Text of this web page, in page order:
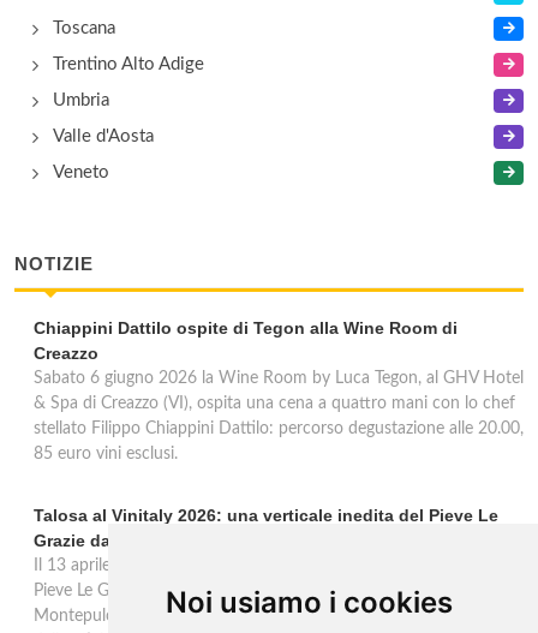
Noi usiamo i cookies
Toscana
Trentino Alto Adige
Umbria
Valle d'Aosta
Veneto
NOTIZIE
Chiappini Dattilo ospite di Tegon alla Wine Room di
Creazzo
Sabato 6 giugno 2026 la Wine Room by Luca Tegon, al GHV Hotel
& Spa di Creazzo (VI), ospita una cena a quattro mani con lo chef
stellato Filippo Chiappini Dattilo: percorso degustazione alle 20.00,
85 euro vini esclusi.
Talosa al Vinitaly 2026: una verticale inedita del Pieve Le
Grazie dal 2016 al 2020
Il 13 aprile 2026 al Vinitaly, Talosa presenta la verticale inedita del
Pieve Le Grazie: cinque annate dal 2016 al 2020 del Nobile di
Montepulciano a 95 punti Vinous, per ripercorrere la genesi di una